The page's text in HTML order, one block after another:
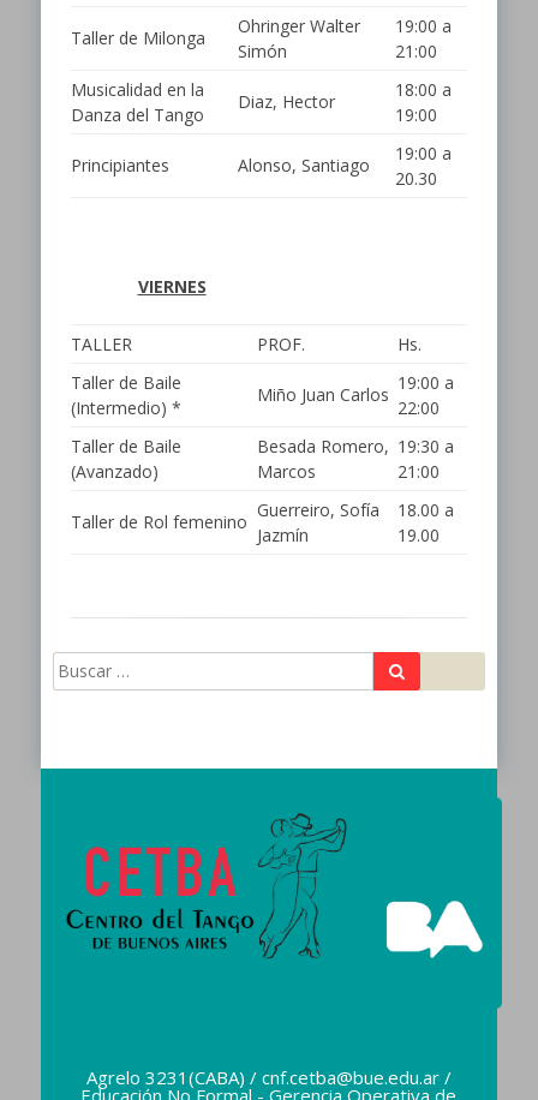
Taller de Milonga
Ohringer Walter
Simón
19:00 a
21:00
Musicalidad en la
Danza del Tango
Diaz, Hector
18:00 a
19:00
Principiantes Alonso, Santiago
19:00 a
20.30
VIERNES
TALLER PROF.
Hs.
Taller de Baile
(Intermedio) *
Miño Juan Carlos
19:00 a
22:00
Taller de Baile
(Avanzado)
Besada Romero,
Marcos
19:30 a
21:00
Taller de Rol femenino
Guerreiro, Sofía
Jazmín
18.00 a
19.00
Agrelo 3231(CABA) / cnf.cetba@bue.edu.ar /
Educación No Formal - Gerencia Operativa de